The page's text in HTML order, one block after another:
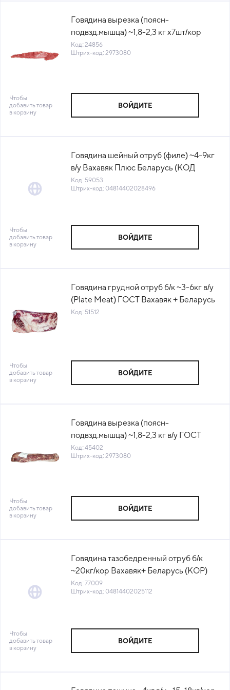
Говядина вырезка (поясн-
подвзд.мышца) ~1,8-2,3 кг х7шт/кор
ГОСТ Вахавяк+ Беларусь (КОД 24856)
(-18°С)
Код: 24856
Штрих-код: 2973080
Чтобы
добавить товар
в корзину
ВОЙДИТЕ
Говядина шейный отруб (филе) ~4-9кг
в/у Вахавяк Плюс Беларусь (КОД
59053) (-18°С)
Код: 59053
Штрих-код: 04814402028496
Чтобы
добавить товар
в корзину
ВОЙДИТЕ
Говядина грудной отруб б/к ~3-6кг в/у
(Plate Meat) ГОСТ Вахавяк + Беларусь
(КОД 51512) (-18°С)
Код: 51512
Чтобы
добавить товар
в корзину
ВОЙДИТЕ
Говядина вырезка (поясн-
подвзд.мышца) ~1,8-2,3 кг в/у ГОСТ
Вахавяк+ Беларусь (24мес) (КОД
45402) (-18°С)
Код: 45402
Штрих-код: 2973080
Чтобы
добавить товар
в корзину
ВОЙДИТЕ
Говядина тазобедренный отруб б/к
~20кг/кор Вахавяк+ Беларусь (КОР)
(КОД 77009) (-18°С)
Код: 77009
Штрих-код: 04814402025112
Чтобы
добавить товар
в корзину
ВОЙДИТЕ